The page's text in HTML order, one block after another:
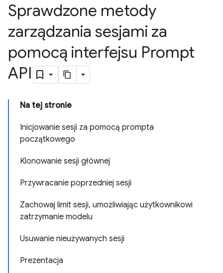
Sprawdzone metody
zarządzania sesjami za
pomocą interfejsu Prompt
API
Na tej stronie
Inicjowanie sesji za pomocą prompta
początkowego
Klonowanie sesji głównej
Przywracanie poprzedniej sesji
Zachowaj limit sesji, umożliwiając użytkownikowi
zatrzymanie modelu
Usuwanie nieużywanych sesji
Prezentacja